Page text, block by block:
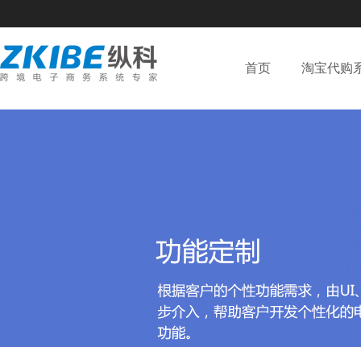
首页 淘宝代购